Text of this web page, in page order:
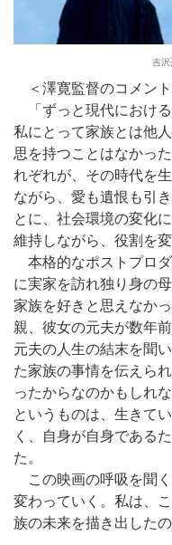
吉沢
＜澤寛監督のコメント
「ずっと現代における
私にとって家族とは他
思を持つことはなかっ
れぞれが、その時代を
ながら、愛も遺恨も引
とに、社会環境の変化
維持しながら、役割を変
本格的なポストプロ
に実家を訪れ独り身の
家族を好きと思えなか
親、彼女の元夫が数年
元夫の人生の結末を聞
た家族の事情を伝えら
ったからなのかもしれ
というものは、生きて
く、自身が自身である
た。
この映画の呼吸を聞
変わっていく。私は、
族の未来を描き出したの